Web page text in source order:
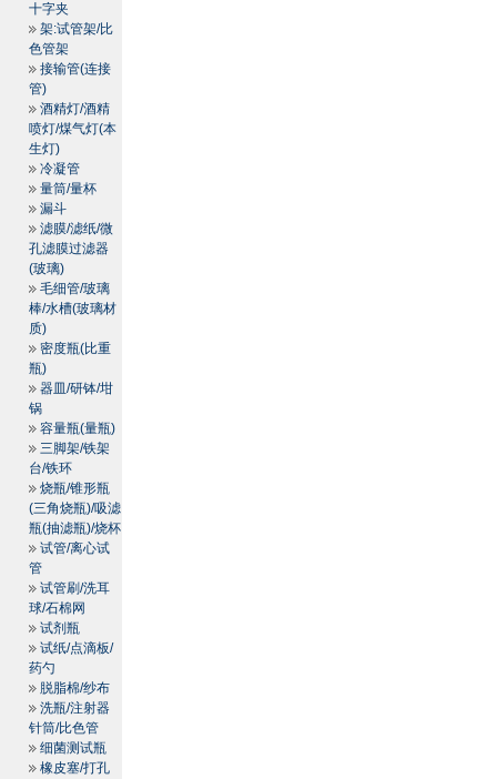
十字夹
架:试管架/比
色管架
接输管(连接
管)
酒精灯/酒精
喷灯/煤气灯(本
生灯)
冷凝管
量筒/量杯
漏斗
滤膜/滤纸/微
孔滤膜过滤器
(玻璃)
毛细管/玻璃
棒/水槽(玻璃材
质)
密度瓶(比重
瓶)
器皿/研钵/坩
锅
容量瓶(量瓶)
三脚架/铁架
台/铁环
烧瓶/锥形瓶
(三角烧瓶)/吸滤
瓶(抽滤瓶)/烧杯
试管/离心试
管
试管刷/洗耳
球/石棉网
试剂瓶
试纸/点滴板/
药勺
脱脂棉/纱布
洗瓶/注射器
针筒/比色管
细菌测试瓶
橡皮塞/打孔